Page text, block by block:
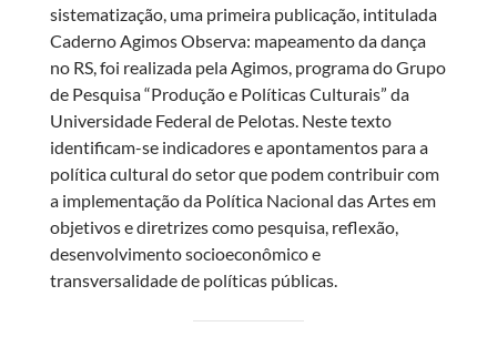
sistematização, uma primeira publicação, intitulada
Caderno Agimos Observa: mapeamento da dança
no RS, foi realizada pela Agimos, programa do Grupo
de Pesquisa “Produção e Políticas Culturais” da
Universidade Federal de Pelotas. Neste texto
identificam-se indicadores e apontamentos para a
política cultural do setor que podem contribuir com
a implementação da Política Nacional das Artes em
objetivos e diretrizes como pesquisa, reflexão,
desenvolvimento socioeconômico e
transversalidade de políticas públicas.